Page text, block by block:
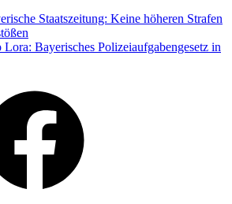
Staatszeitung: Keine höheren Strafen
Lora: Bayerisches Polizeiaufgabengesetz in